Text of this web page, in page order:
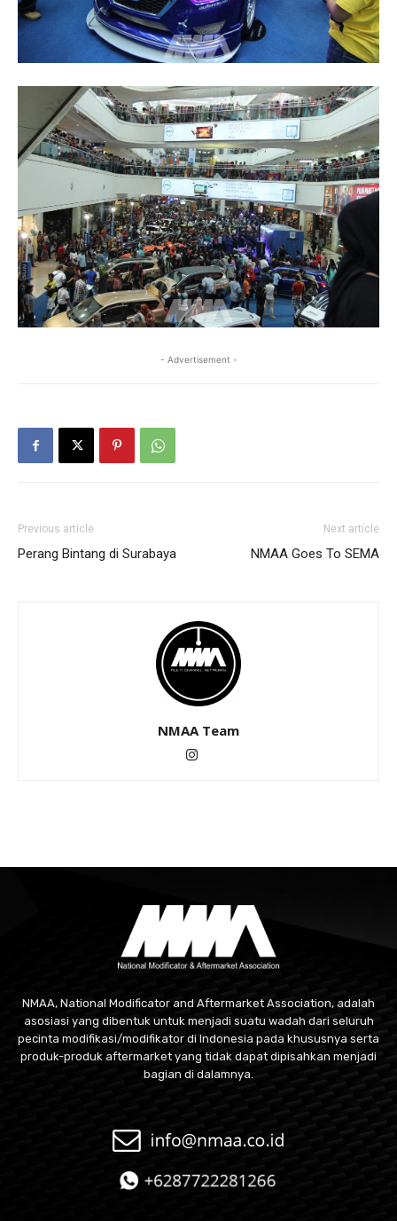
- Advertisement -
Previous article
Perang Bintang di Surabaya
Next article
NMAA Goes To SEMA
NMAA Team
NMAA, National Modificator and Aftermarket Association, adalah
asosiasi yang dibentuk untuk menjadi suatu wadah dari seluruh
pecinta modifikasi/modifikator di Indonesia pada khususnya serta
produk-produk aftermarket yang tidak dapat dipisahkan menjadi
bagian di dalamnya.